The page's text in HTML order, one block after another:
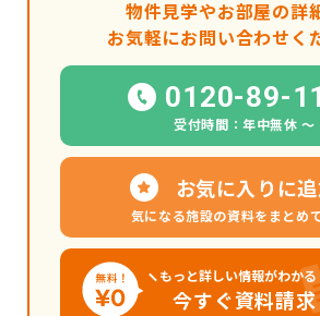
物件見学やお部屋の詳
お気軽にお問い合わせく
0120-89-
受付時間：年中無休 〜
お気に入りに
気になる施設の資料をまとめ
もっと詳しい情報がわかる
今すぐ資料請求